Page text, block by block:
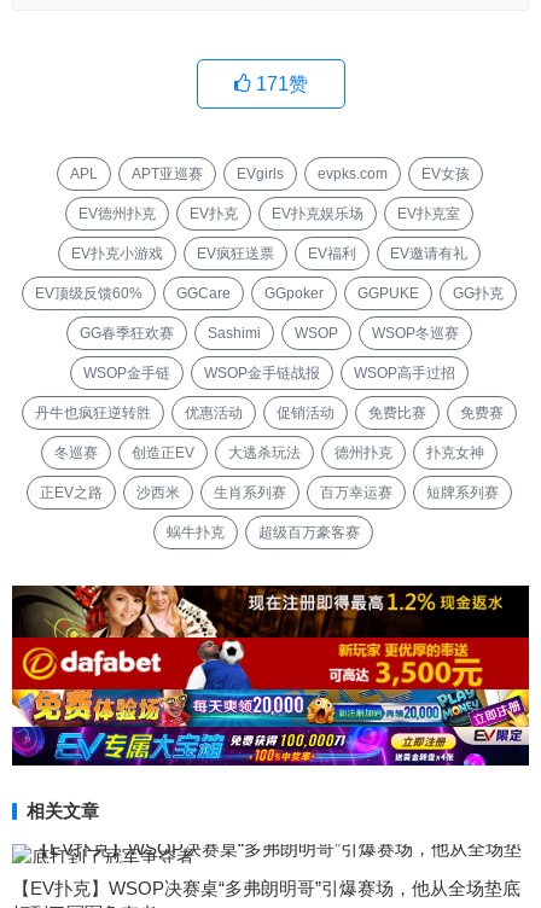
171赞
APL APT亚巡赛 EVgirls evpks.com EV女孩
EV德州扑克 EV扑克 EV扑克娱乐场 EV扑克室
EV扑克小游戏 EV疯狂送票 EV福利 EV邀请有礼
EV顶级反馈60% GGCare GGpoker GGPUKE GG扑克
GG春季狂欢赛 Sashimi WSOP WSOP冬巡赛
WSOP金手链 WSOP金手链战报 WSOP高手过招
丹牛也疯狂逆转胜 优惠活动 促销活动 免费比赛 免费赛
冬巡赛 创造正EV 大逃杀玩法 德州扑克 扑克女神
正EV之路 沙西米 生肖系列赛 百万幸运赛 短牌系列赛
蜗牛扑克 超级百万豪客赛
相关文章
【EV扑克】WSOP决赛桌“多弗朗明哥”引爆赛场，他从全场垫底